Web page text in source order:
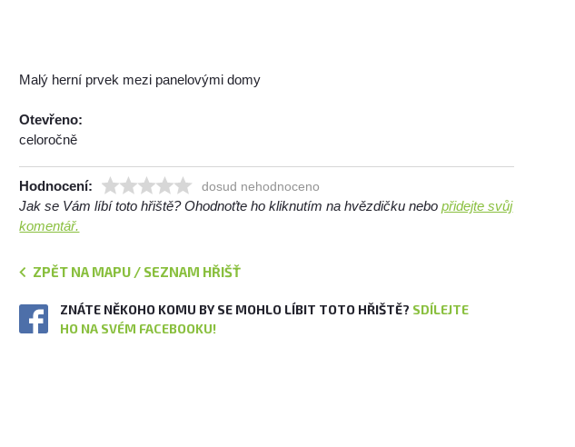
Malý herní prvek mezi panelovými domy
Otevřeno:
celoročně
Hodnocení: dosud nehodnoceno
Jak se Vám líbí toto hřiště? Ohodnoťte ho kliknutím na hvězdičku nebopřidejte svůj
komentář.
ZPĚT NA MAPU / SEZNAM HŘIŠŤ
ZNÁTE NĚKOHO KOMU BY SE MOHLO LÍBIT TOTO HŘIŠTĚ? SDÍLEJTE
HO NA SVÉM FACEBOOKU!